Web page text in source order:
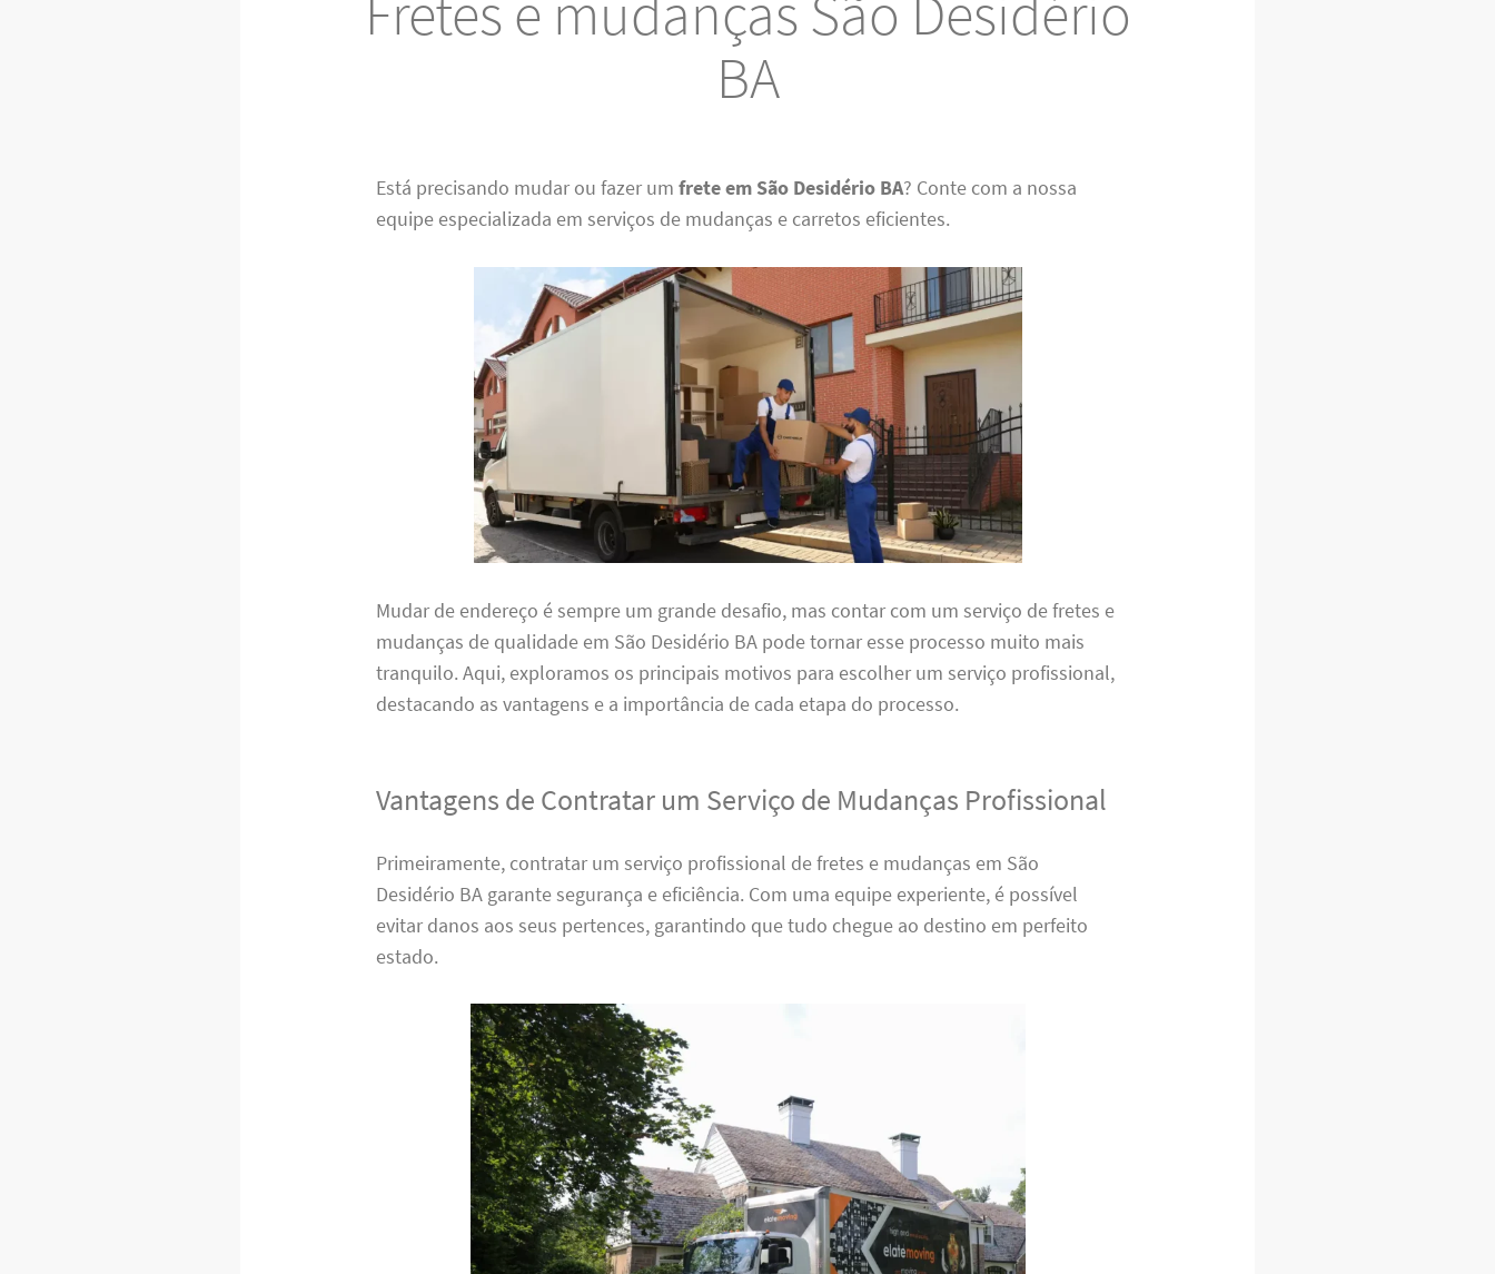
BA
Está precisando mudar ou fazer umfrete em São Desidério BA? Conte com a nossa
equipe especializada em serviços de mudanças e carretos eficientes.
Mudar de endereço é sempre um grande desafio, mas contar com um serviço de fretes e
mudanças de qualidade em São Desidério BA pode tornar esse processo muito mais
tranquilo. Aqui, exploramos os principais motivos para escolher um serviço profissional,
destacando as vantagens e a importância de cada etapa do processo.
Vantagens de Contratar um Serviço de Mudanças Profissional
Primeiramente, contratar um serviço profissional de fretes e mudanças em São
Desidério BA garante segurança e eficiência. Com uma equipe experiente, é possível
evitar danos aos seus pertences, garantindo que tudo chegue ao destino em perfeito
estado.